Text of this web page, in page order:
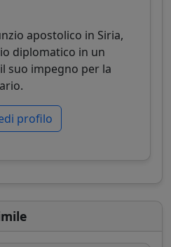
apostolico in Siria,
diplomatico in un
suo impegno per la
profilo